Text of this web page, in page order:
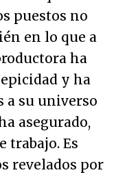
puestos no
en lo que a
ha
y ha
a su universo
asegurado,
trabajo. Es
revelados por